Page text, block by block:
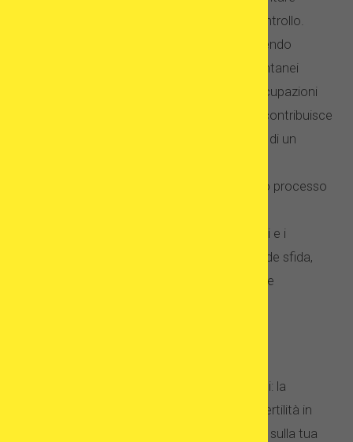
fallimenti e una diminuzione del senso di controllo.
Possono sentire che il loro corpo li sta tradendo
quando affrontano, ad esempio, aborti spontanei
multipli. Effetti collaterali dei farmaci, preoccupazioni
per il denaro e risultati incerti: tutto questo contribuisce
allo stress correlato all’infertilità. L’adozione di un
emotivamente opprimente dopo che l’intero processo
risentimento del bambino, gli squilibri emotivi e i
problemi con il legame può essere una grande sfida,
specialmente quando si tratta di bambini che
In questo caso, non sembrano esserci dubbi: la
fecondazione in vitro e i trattamenti per la fertilità in
generale hanno un impatto molto maggiore sulla tua